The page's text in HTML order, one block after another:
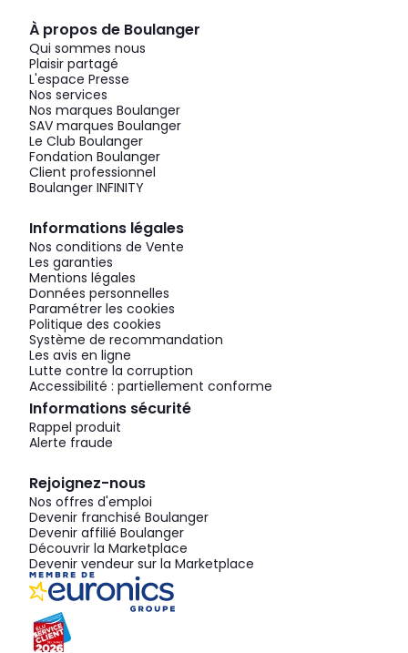
À propos de Boulanger
Qui sommes nous
Plaisir partagé
L'espace Presse
Nos services
Nos marques Boulanger
SAV marques Boulanger
Le Club Boulanger
Fondation Boulanger
Client professionnel
Boulanger INFINITY
Informations légales
Nos conditions de Vente
Les garanties
Mentions légales
Données personnelles
Paramétrer les cookies
Politique des cookies
Système de recommandation
Les avis en ligne
Lutte contre la corruption
Accessibilité : partiellement conforme
Informations sécurité
Rappel produit
Alerte fraude
Rejoignez-nous
Nos offres d'emploi
Devenir franchisé Boulanger
Devenir affilié Boulanger
Découvrir la Marketplace
Devenir vendeur sur la Marketplace